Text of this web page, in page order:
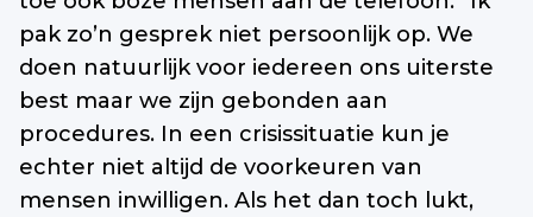
pak zo’n gesprek niet persoonlijk op. We
doen natuurlijk voor iedereen ons uiterste
best maar we zijn gebonden aan
procedures. In een crisissituatie kun je
echter niet altijd de voorkeuren van
mensen inwilligen. Als het dan toch lukt,